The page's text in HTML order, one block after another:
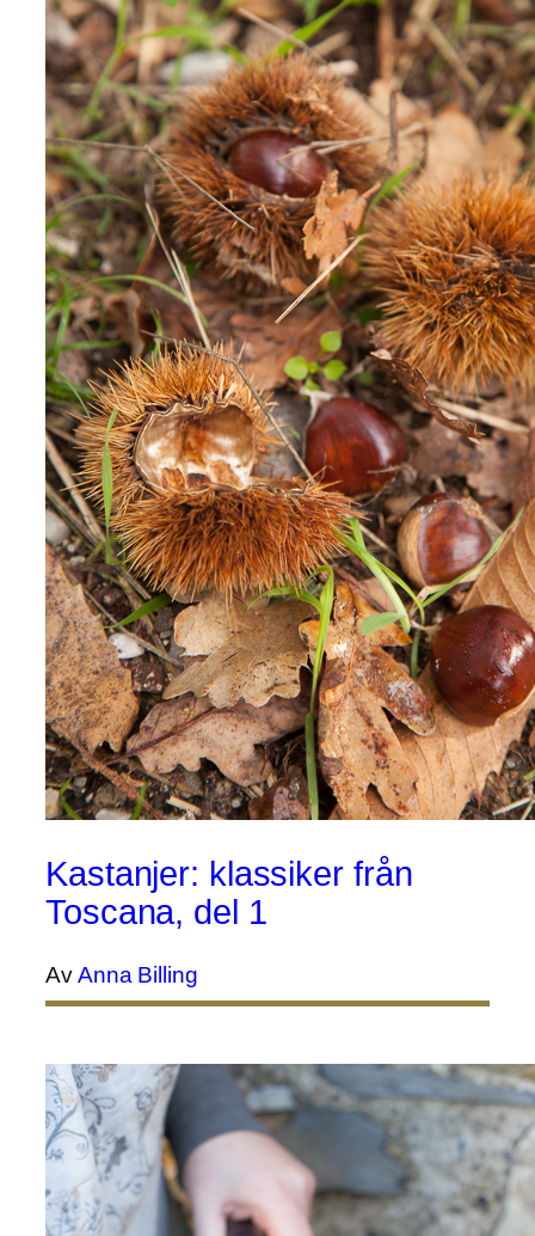
Kastanjer: klassiker från
Toscana, del 1
AvAnna Billing